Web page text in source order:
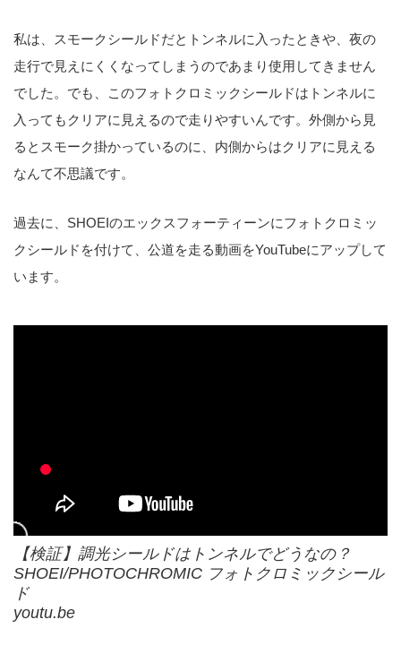
私は、スモークシールドだとトンネルに入ったときや、夜の
走行で見えにくくなってしまうのであまり使用してきません
でした。でも、このフォトクロミックシールドはトンネルに
入ってもクリアに見えるので走りやすいんです。外側から見
るとスモーク掛かっているのに、内側からはクリアに見える
なんて不思議です。
過去に、SHOEIのエックスフォーティーンにフォトクロミッ
クシールドを付けて、公道を走る動画をYouTubeにアップして
います。
【検証】調光シールドはトンネルでどうなの？
SHOEI/PHOTOCHROMIC フォトクロミックシール
ド
youtu.be